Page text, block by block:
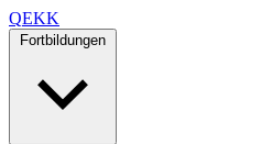
QEKK
Fortbildungen